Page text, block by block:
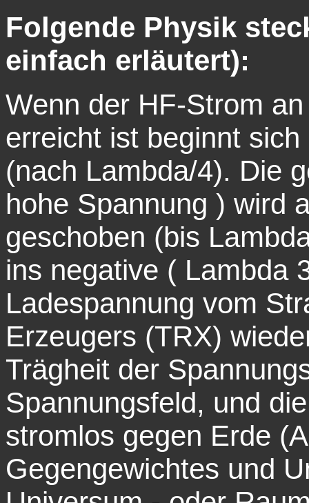
Folgende Physik
einfach erläutert):
Wenn der HF-Strom
erreicht ist beginnt
(nach Lambda/4). Die
hohe Spannung ) wird
geschoben (bis
ins negative ( Lambda
Ladespannung vom
Erzeugers (TRX)
Trägheit der
Spannungsfeld, und
stromlos gegen Erde
Gegengewichtes und